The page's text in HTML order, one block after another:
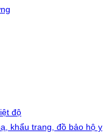
độ
khẩu trang, đồ bảo hộ y